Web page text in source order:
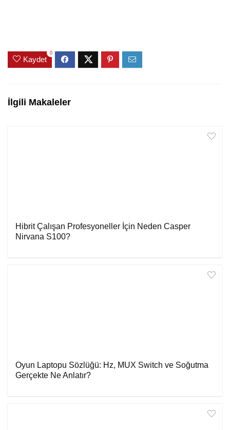
Kaydet
0
İlgili Makaleler
Hibrit Çalışan Profesyoneller İçin Neden Casper
Nirvana S100?
Oyun Laptopu Sözlüğü: Hz, MUX Switch ve Soğutma
Gerçekte Ne Anlatır?